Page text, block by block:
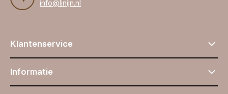
info@linijn.nl
Klantenservice
Informatie